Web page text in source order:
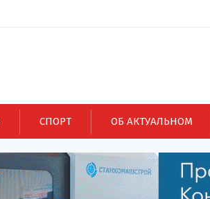
СПОРТ ОБ АКТУАЛЬНОМ